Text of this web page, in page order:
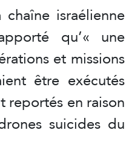
israélienne
qu’« une
et missions
être exécutés
reportés en raison
suicides du